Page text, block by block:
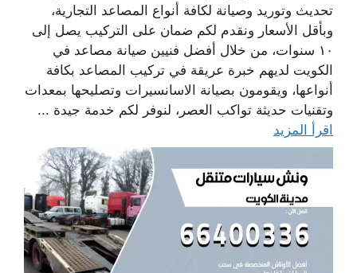
تحديث وتوريد وصيانة لكافة أنواع المصاعد التجارية،
وبأقل الأسعار ونقدم لكم ضمان على التركيب يصل إلى
١٠ سنوات، من خلال أفضل فنيين صيانة مصاعد في
الكويت لديهم خبرة عريقة في تركيب المصاعد بكافة
أنواعها، ويقومون بصيانة الاسانسيرات وتصليحها بمعدات
وتقنيات حديثة تواكب العصر، لنوفر لكم خدمة جيدة ...
اقرأ المزيد